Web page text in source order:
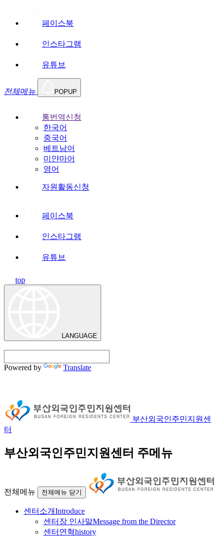
페이스북
인스타그램
유튜브
전체메뉴 POPUP
통번역신청
한국어
중국어
베트남어
미얀마어
영어
자원활동신청
페이스북
인스타그램
유튜브
top
LANGUAGE
Powered by Translate
부산외국인주민지원센
터
부산외국인주민지원센터 주메뉴
전체메뉴 전체메뉴 닫기
센터소개Introduce
센터장 인사말Message from the Director
센터연혁history